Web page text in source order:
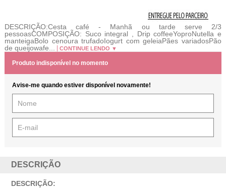
DESCRIÇÃO:Cesta café - Manhã ou tarde serve 2/3
pessoasCOMPOSIÇÃO: Suco integral , Drip coffeeYoproNutella e
manteigaBolo cenoura trufadoIogurt com geleiaPães variadosPão
de queijowafe...
CONTINUE LENDO ▼
Produto indisponível no momento
Avise-me quando estiver disponível novamente!
DESCRIÇÃO
DESCRIÇÃO: